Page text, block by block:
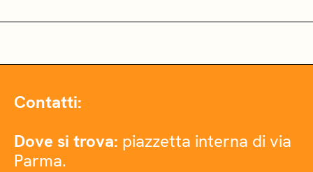
Contatti:
Dove si trova: piazzetta interna di via
Parma.